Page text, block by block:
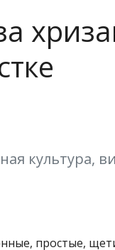
культура,
простые,